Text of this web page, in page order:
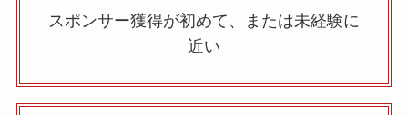
スポンサー獲得が初めて、または未経験に
近い